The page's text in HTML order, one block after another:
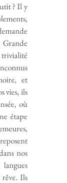
? Il y
et
vies, ils
où
étape
nos
Ils